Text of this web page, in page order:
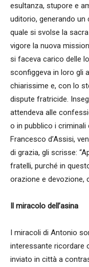
esultanza, stupore e
uditorio, generando un
quale si svolse la
vigore la nuova
si faceva carico delle
sconfiggeva in loro gli
chiarissime e, con lo
dispute fratricide.
attendeva alle
o in pubblico i
Francesco d’Assisi,
di grazia, gli scrisse:
fratelli, purché in
orazione e devozione,
Il miracolo dell’asina
I miracoli di Antonio
interessante ricordare
inviato in città a